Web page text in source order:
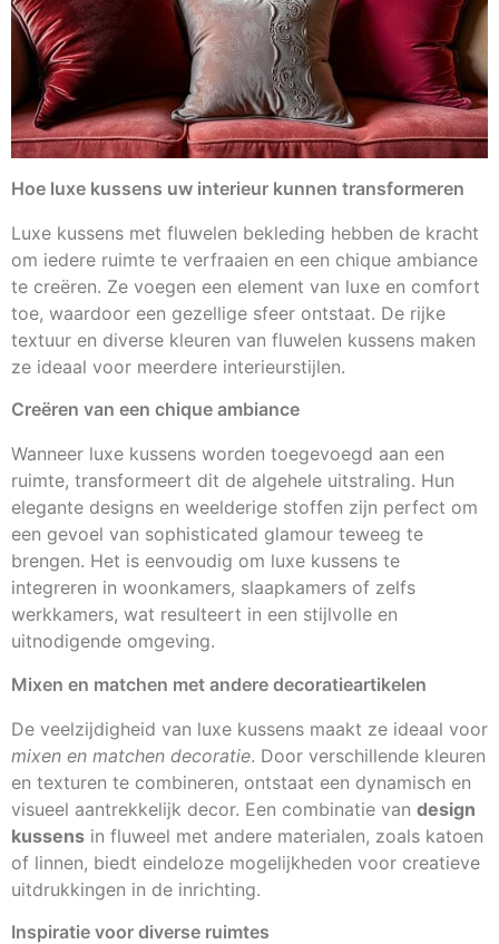
Hoe luxe kussens uw interieur kunnen transformeren
Luxe kussens met fluwelen bekleding hebben de kracht
om iedere ruimte te verfraaien en een chique ambiance
te creëren. Ze voegen een element van luxe en comfort
toe, waardoor een gezellige sfeer ontstaat. De rijke
textuur en diverse kleuren van fluwelen kussens maken
ze ideaal voor meerdere interieurstijlen.
Creëren van een chique ambiance
Wanneer luxe kussens worden toegevoegd aan een
ruimte, transformeert dit de algehele uitstraling. Hun
elegante designs en weelderige stoffen zijn perfect om
een gevoel van sophisticated glamour teweeg te
brengen. Het is eenvoudig om luxe kussens te
integreren in woonkamers, slaapkamers of zelfs
werkkamers, wat resulteert in een stijlvolle en
uitnodigende omgeving.
Mixen en matchen met andere decoratieartikelen
De veelzijdigheid van luxe kussens maakt ze ideaal voor
mixen en matchen decoratie. Door verschillende kleuren
en texturen te combineren, ontstaat een dynamisch en
visueel aantrekkelijk decor. Een combinatie van design
kussens in fluweel met andere materialen, zoals katoen
of linnen, biedt eindeloze mogelijkheden voor creatieve
uitdrukkingen in de inrichting.
Inspiratie voor diverse ruimtes